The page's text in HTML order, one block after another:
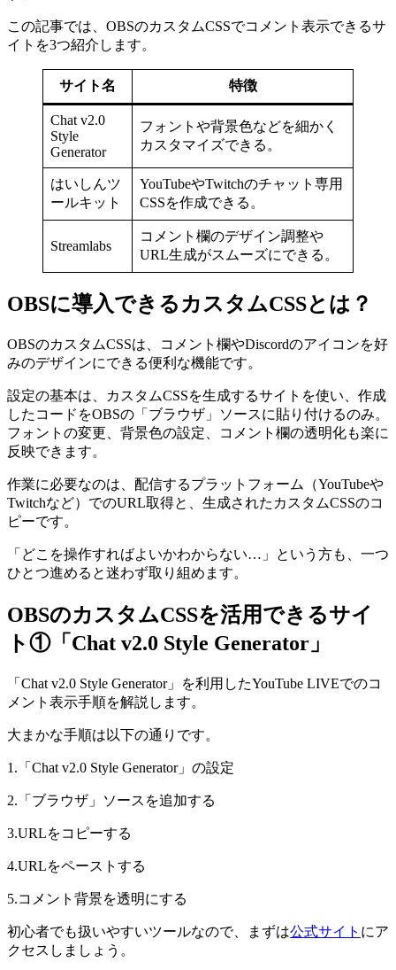
この記事では、OBSのカスタムCSSでコメント表示できるサ
イトを3つ紹介します。
サイト名 特徴
Chat v2.0
Style
Generator
フォントや背景色などを細かく
カスタマイズできる。
はいしんツ
ールキット
YouTubeやTwitchのチャット専用
CSSを作成できる。
Streamlabs
コメント欄のデザイン調整や
URL生成がスムーズにできる。
OBSに導入できるカスタムCSSとは？
OBSのカスタムCSSは、コメント欄やDiscordのアイコンを好
みのデザインにできる便利な機能です。
設定の基本は、カスタムCSSを生成するサイトを使い、作成
したコードをOBSの「ブラウザ」ソースに貼り付けるのみ。
フォントの変更、背景色の設定、コメント欄の透明化も楽に
反映できます。
作業に必要なのは、配信するプラットフォーム（YouTubeや
Twitchなど）でのURL取得と、生成されたカスタムCSSのコ
ピーです。
「どこを操作すればよいかわからない…」という方も、一つ
ひとつ進めると迷わず取り組めます。
OBSのカスタムCSSを活用できるサイ
ト①「Chat v2.0 Style Generator」
「Chat v2.0 Style Generator」を利用したYouTube LIVEでのコ
メント表示手順を解説します。
大まかな手順は以下の通りです。
1.「Chat v2.0 Style Generator」の設定
2.「ブラウザ」ソースを追加する
3.URLをコピーする
4.URLをペーストする
5.コメント背景を透明にする
初心者でも扱いやすいツールなので、まずは公式サイト にア
クセスしましょう。